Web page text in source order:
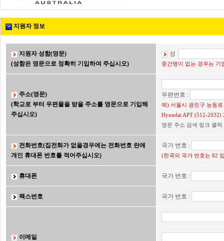
지원자 정보
지원자 성함(영문)
(성함은 영문으로 정확히 기입하여 주십시오)
성
중간명이 없는 경우는 기
주소(영문)
(학교로 부터 우편물을 받을 주소를 영문으로 기입해
주십시오)
우편번호 :
예) 서울시 광진구 능동
Hyundai APT (512-2032)
영문 주소 검색 링크 클릭
전화번호(집전화가 없을경우에는 전화번호 란에
개인 휴대폰 번호를 적어주십시오)
국가 번호 :
(한국의 국가 번호는 82
휴대폰 국가 번호 :
팩스번호 국가 번호 :
이메일